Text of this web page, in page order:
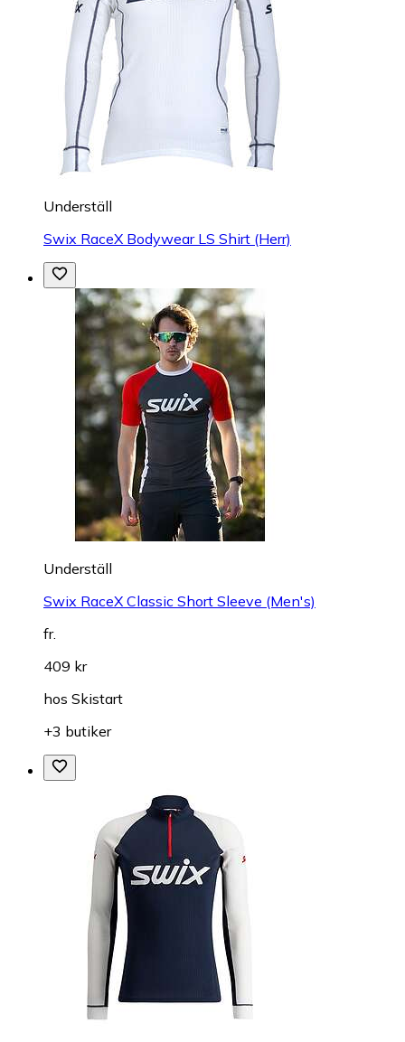
Underställ
Swix RaceX Bodywear LS Shirt (Herr)
Underställ
Swix RaceX Classic Short Sleeve (Men's)
fr.
409 kr
hos Skistart
+3 butiker